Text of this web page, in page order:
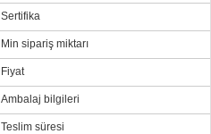
Sertifika
Min sipariş miktarı
Fiyat
Ambalaj bilgileri
Teslim süresi